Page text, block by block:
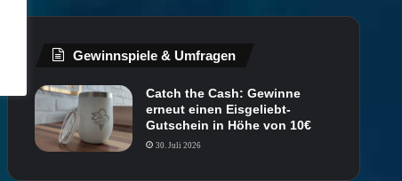
Gewinnspiele & Umfragen
Catch the Cash: Gewinne
erneut einen Eisgeliebt-
Gutschein in Höhe von 10€
30. Juli 2026